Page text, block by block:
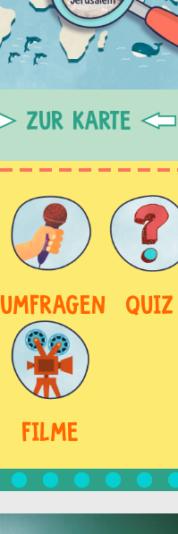
ZUR KARTE
UMFRAGEN QUIZ
FILME